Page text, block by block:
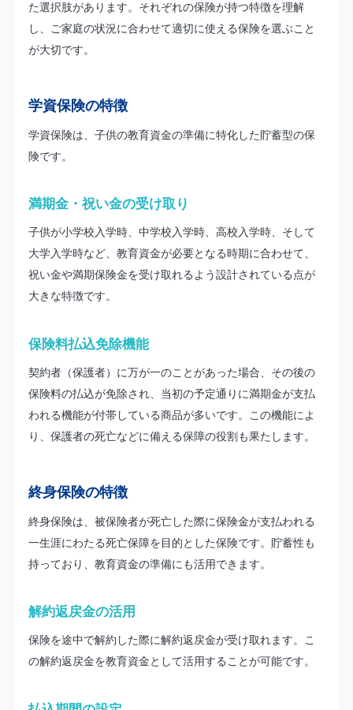
た選択肢があります。それぞれの保険が持つ特徴を理解
し、ご家庭の状況に合わせて適切に使える保険を選ぶこと
が大切です。
学資保険の特徴
学資保険は、子供の教育資金の準備に特化した貯蓄型の保
険です。
満期金・祝い金の受け取り
子供が小学校入学時、中学校入学時、高校入学時、そして
大学入学時など、教育資金が必要となる時期に合わせて、
祝い金や満期保険金を受け取れるよう設計されている点が
大きな特徴です。
保険料払込免除機能
契約者（保護者）に万が一のことがあった場合、その後の
保険料の払込が免除され、当初の予定通りに満期金が支払
われる機能が付帯している商品が多いです。この機能によ
り、保護者の死亡などに備える保障の役割も果たします。
終身保険の特徴
終身保険は、被保険者が死亡した際に保険金が支払われる
一生涯にわたる死亡保障を目的とした保険です。貯蓄性も
持っており、教育資金の準備にも活用できます。
解約返戻金の活用
保険を途中で解約した際に解約返戻金が受け取れます。こ
の解約返戻金を教育資金として活用することが可能です。